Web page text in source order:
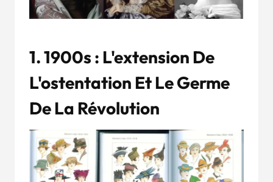
1.1900S : L'extension De
L'ostentation Et Le Germe
De La Révolution